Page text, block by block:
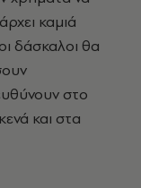
καμιά
δάσκαλοι θα
στο
και στα